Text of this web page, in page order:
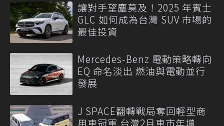
讓對手望塵莫及！2025 年賓士
GLC 如何成為台灣 SUV 市場的
最佳投資
Mercedes-Benz 電動策略轉向
EQ 命名淡出 燃油與電動並行
發展
J SPACE翻轉戰局奪回輕型商
用車冠軍 台灣2月車市年增